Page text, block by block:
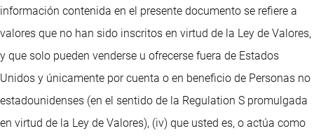
información contenida en el presente documento se refiere a
valores que no han sido inscritos en virtud de la Ley de Valores,
y que solo pueden venderse u ofrecerse fuera de Estados
Unidos y únicamente por cuenta o en beneficio de Personas no
estadounidenses (en el sentido de la Regulation S promulgada
en virtud de la Ley de Valores), (iv) que usted es, o actúa como